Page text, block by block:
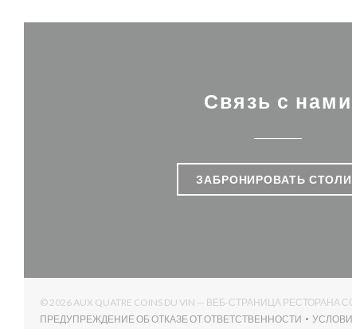
Связь с нами
ЗАБРОНИРОВАТЬ
© 2026 AUX QUATRE COINS DU VIN — ВЕБ-СТРАНИЦА РЕСТОРАНА
ПРЕДУПРЕЖДЕНИЕ ОБ ОТКАЗЕ ОТ ОТВЕТСТВЕННОСТИ
((ОТКРЫВАЕТСЯ В НОВОМ ОКНЕ))